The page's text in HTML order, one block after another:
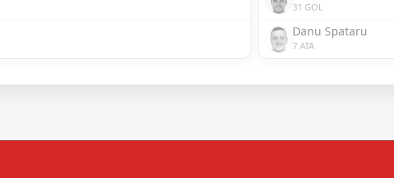
31 GOL
Danu Spataru
7 ATA